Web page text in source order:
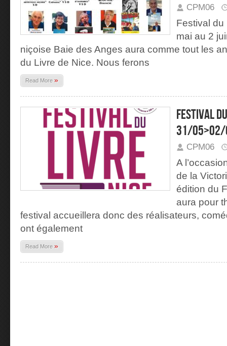
CPM06
Festival du
mai au 2
niçoise Baie des Anges aura comme tout les
du Livre de Nice. Nous ferons
Read More »
Festival
31/
CPM06
A
de la
édition du
aura pour
festival accueillera donc des réalisateurs,
ont également
Read More »